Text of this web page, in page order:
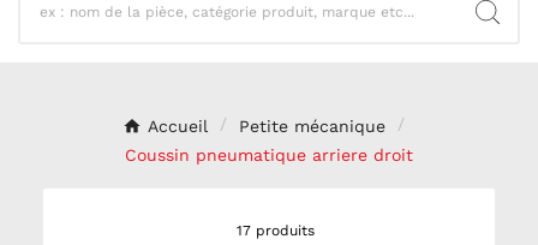
Accueil
Petite mécanique
Coussin pneumatique arriere droit
17 produits